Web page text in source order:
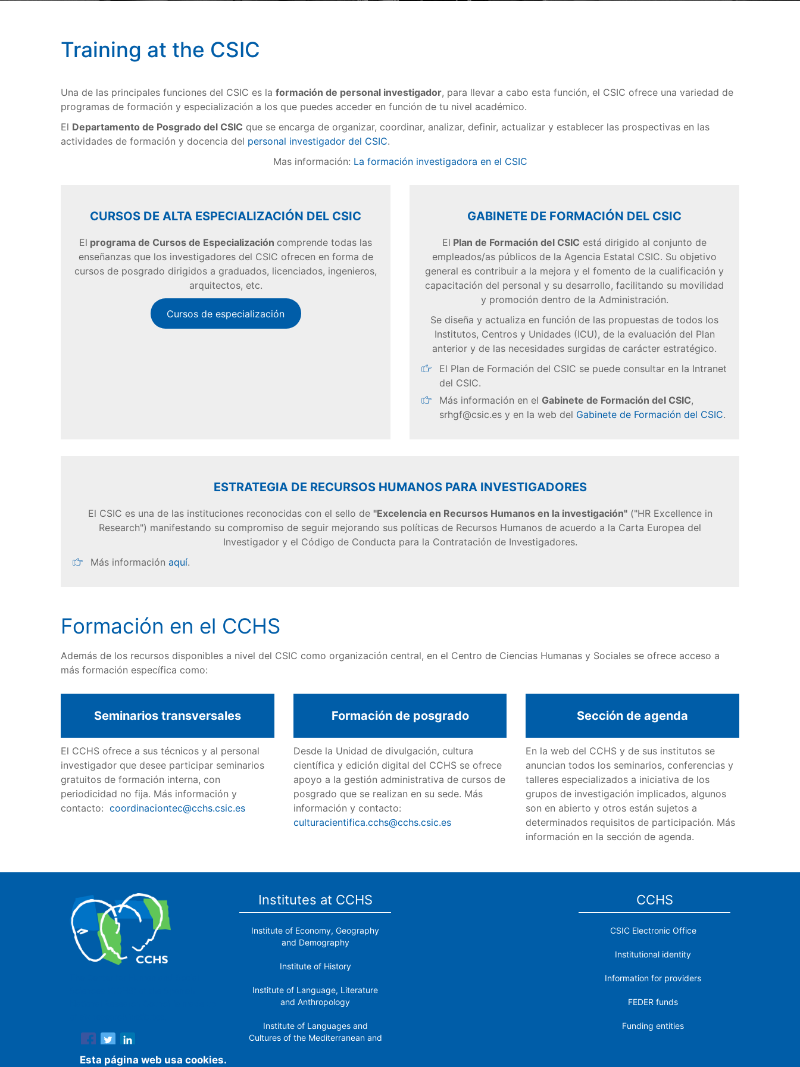
Training at the CSIC
Una de las principales funciones del CSIC es la formación de personal investigador, para llevar a cabo esta función, el CSIC ofrece una variedad de
programas de formación y especialización a los que puedes acceder en función de tu nivel académico.
El Departamento de Posgrado del CSIC que se encarga de organizar, coordinar, analizar, definir, actualizar y establecer las prospectivas en las
actividades de formación y docencia del personal investigador del CSIC.
Mas información: La formación investigadora en el CSIC
CURSOS DE ALTA ESPECIALIZACIÓN DEL CSIC
El programa de Cursos de Especialización comprende todas las
enseñanzas que los investigadores del CSIC ofrecen en forma de
cursos de posgrado dirigidos a graduados, licenciados, ingenieros,
arquitectos, etc.
Cursos de especialización
GABINETE DE FORMACIÓN DEL CSIC
El Plan de Formación del CSIC está dirigido al conjunto de
empleados/as públicos de la Agencia Estatal CSIC. Su objetivo
general es contribuir a la mejora y el fomento de la cualificación y
capacitación del personal y su desarrollo, facilitando su movilidad
y promoción dentro de la Administración.
Se diseña y actualiza en función de las propuestas de todos los
Institutos, Centros y Unidades (ICU), de la evaluación del Plan
anterior y de las necesidades surgidas de carácter estratégico.
El Plan de Formación del CSIC se puede consultar en la Intranet
del CSIC.
Más información en el Gabinete de Formación del CSIC,
srhgf@csic.es y en la web del Gabinete de Formación del CSIC.
ESTRATEGIA DE RECURSOS HUMANOS PARA INVESTIGADORES
El CSIC es una de las instituciones reconocidas con el sello de "Excelencia en Recursos Humanos en la investigación"("HR Excellence in
Research") manifestando su compromiso de seguir mejorando sus políticas de Recursos Humanos de acuerdo a la Carta Europea del
Investigador y el Código de Conducta para la Contratación de Investigadores.
Más información aquí.
Formación en el CCHS
Además de los recursos disponibles a nivel del CSIC como organización central, en el Centro de Ciencias Humanas y Sociales se ofrece acceso a
más formación específica como:
Seminarios transversales
El CCHS ofrece a sus técnicos y al personal
investigador que desee participar seminarios
gratuitos de formación interna, con
periodicidad no fija. Más información y
contacto: coordinaciontec@cchs.csic.es
Formación de posgrado
Desde la Unidad de divulgación, cultura
científica y edición digital del CCHS se ofrece
apoyo a la gestión administrativa de cursos de
posgrado que se realizan en su sede. Más
información y contacto:
culturacientifica.cchs@cchs.csic.es
Sección de agenda
En la web del CCHS y de sus institutos se
anuncian todos los seminarios, conferencias y
talleres especializados a iniciativa de los
grupos de investigación implicados, algunos
son en abierto y otros están sujetos a
determinados requisitos de participación. Más
información en la sección de agenda.
Institutes at CCHS
Institute of Economy, Geography
and Demography
Institute of History
Institute of Language, Literature
and Anthropology
Institute of Languages ​​and
Cultures of the Mediterranean and
CCHS
CSIC Electronic Office
Institutional identity
Information for providers
FEDER funds
Funding entities
Esta página web usa cookies.